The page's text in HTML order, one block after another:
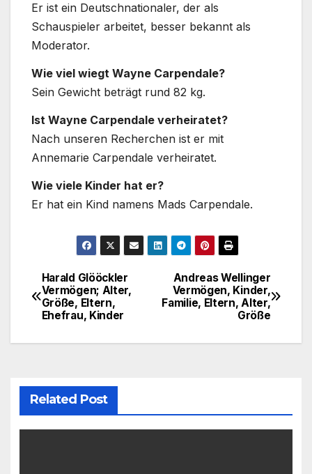
Er ist ein Deutschnationaler, der als
Schauspieler arbeitet, besser bekannt als
Moderator.
Wie viel wiegt Wayne Carpendale?
Sein Gewicht beträgt rund 82 kg.
Ist Wayne Carpendale verheiratet?
Nach unseren Recherchen ist er mit
Annemarie Carpendale verheiratet.
Wie viele Kinder hat er?
Er hat ein Kind namens Mads Carpendale.
Post
navigation
Andreas Wellinger
Vermögen, Kinder,
Familie, Eltern, Alter,
Größe
Harald Glööckler
Vermögen; Alter,
Größe, Eltern,
Ehefrau, Kinder
Related Post